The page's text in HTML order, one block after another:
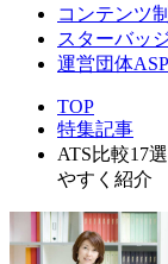
コンテンツ
スターバッ
運営団体
TOP
特集記事
ATS比較17
やすく紹介